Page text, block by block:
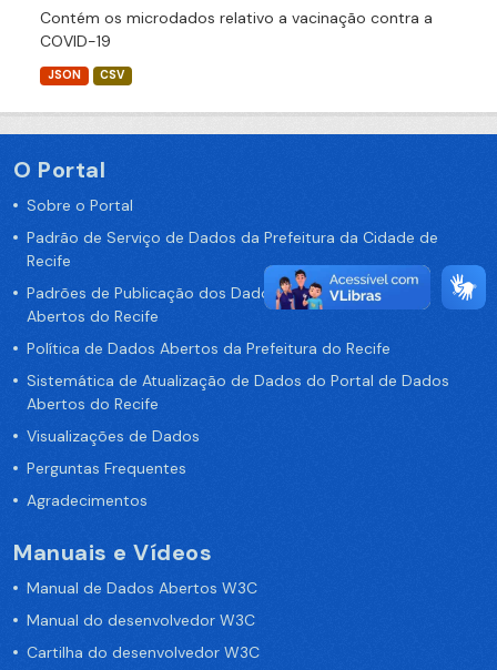
Contém os microdados relativo a vacinação contra a
COVID-19
JSON CSV
O Portal
Sobre o Portal
Padrão de Serviço de Dados da Prefeitura da Cidade de
Recife
Padrões de Publicação dos Dados no Portal de Dados
Abertos do Recife
Política de Dados Abertos da Prefeitura do Recife
Sistemática de Atualização de Dados do Portal de Dados
Abertos do Recife
Visualizações de Dados
Perguntas Frequentes
Agradecimentos
Manuais e Vídeos
Manual de Dados Abertos W3C
Manual do desenvolvedor W3C
Cartilha do desenvolvedor W3C